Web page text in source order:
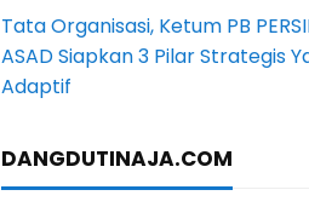
Tata Organisasi, Ketum PB
ASAD Siapkan 3 Pilar Strategis
Adaptif
DANGDUTINAJA.COM